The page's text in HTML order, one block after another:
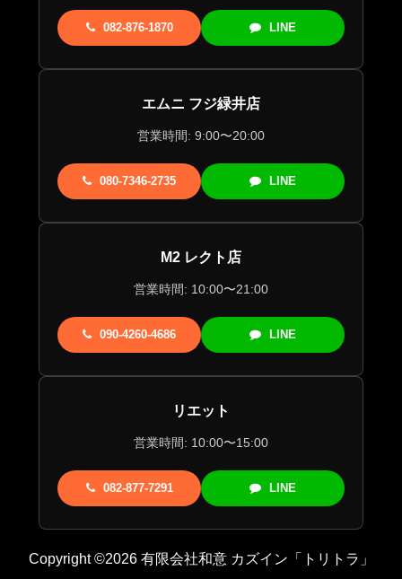
082-876-1870 LINE
エムニ フジ緑井店
営業時間: 9:00〜20:00
080-7346-2735 LINE
M2 レクト店
営業時間: 10:00〜21:00
090-4260-4686 LINE
リエット
営業時間: 10:00〜15:00
082-877-7291 LINE
Copyright ©2026 有限会社和意 カズイン「トリトラ」